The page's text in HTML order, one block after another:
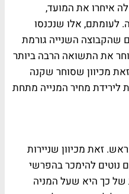
איחרו את המועד,
לעומתם, אלו שנכנסו
שהקבוצה השנייה גורמת
את התשואה הרבה ביותר
מכיוון שסוחר שקנה
לירידת מחיר המנייה מתחת
זאת מכיוון שניירות
נוטים להימכר בהפרשי
כך היא שעל המניה